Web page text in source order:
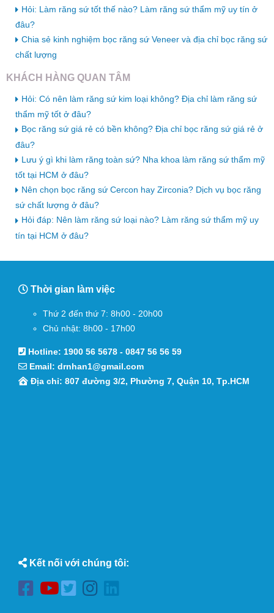
Hỏi: Làm răng sứ tốt thế nào? Làm răng sứ thẩm mỹ uy tín ở
đâu?
Chia sẻ kinh nghiệm bọc răng sứ Veneer và địa chỉ bọc răng sứ
chất lượng
KHÁCH HÀNG QUAN TÂM
Hỏi: Có nên làm răng sứ kim loại không? Địa chỉ làm răng sứ
thẩm mỹ tốt ở đâu?
Bọc răng sứ giá rẻ có bền không? Địa chỉ bọc răng sứ giá rẻ ở
đâu?
Lưu ý gì khi làm răng toàn sứ? Nha khoa làm răng sứ thẩm mỹ
tốt tại HCM ở đâu?
Nên chọn bọc răng sứ Cercon hay Zirconia? Dịch vụ bọc răng
sứ chất lượng ở đâu?
Hỏi đáp: Nên làm răng sứ loại nào? Làm răng sứ thẩm mỹ uy
tín tại HCM ở đâu?
Thời gian làm việc
Thứ 2 đến thứ 7: 8h00 - 20h00
Chủ nhật: 8h00 - 17h00
Hotline: 1900 56 5678 - 0847 56 56 59
Email: drnhan1@gmail.com
Địa chỉ: 807 đường 3/2, Phường 7, Quận 10, Tp.HCM
Kết nối với chúng tôi: